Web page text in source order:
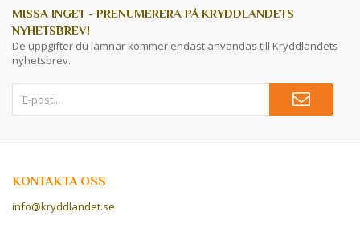
MISSA INGET - PRENUMERERA PÅ KRYDDLANDETS
NYHETSBREV!
De uppgifter du lämnar kommer endast användas till Kryddlandets
nyhetsbrev.
KONTAKTA OSS
info@kryddlandet.se